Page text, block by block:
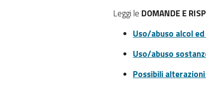
Leggi le DOMANDE E
Uso/abuso alcol
Uso/abuso
Possibili